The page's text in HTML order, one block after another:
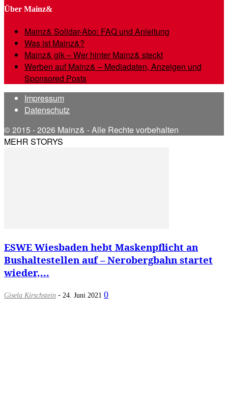
Über Mainz&
Mainz& Solidar-Abo: FAQ und Anleitung
Was ist Mainz&?
Mainz& gik – Wer hinter Mainz& steckt
Werben auf Mainz& – Mediadaten, Anzeigen und
Sponsored Posts
Impressum
Datenschutz
© 2015 - 2026 Mainz& - Alle Rechte vorbehalten
MEHR STORYS
ESWE Wiesbaden hebt Maskenpflicht an
Bushaltestellen auf – Nerobergbahn startet
wieder,...
Gisela Kirschstein - 24. Juni 2021 0